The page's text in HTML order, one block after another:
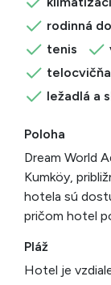
rodinná
tenis
ležadlá a
Poloha
Dream World
Kumköy,
hotela sú
pričom hotel
Pláž
Hotel je